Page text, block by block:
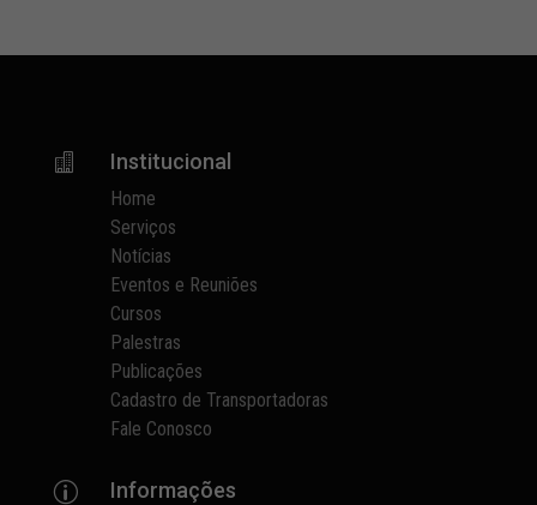
 Institucional
Home
Serviços
Notícias
Eventos e Reuniões
Cursos
Palestras
Publicações
Cadastro de Transportadoras
Fale Conosco
p Informações